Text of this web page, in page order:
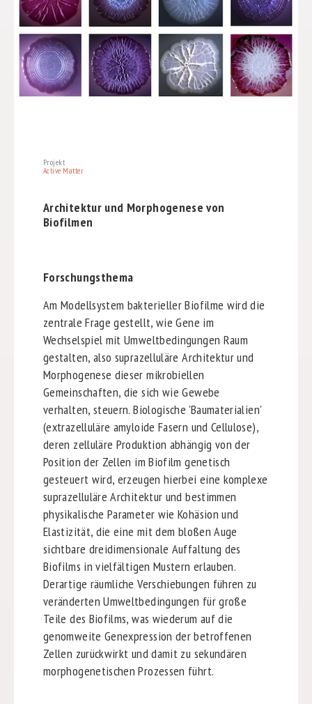
Projekt
Active Matter
Architektur und Morphogenese von
Biofilmen
Forschungsthema
Am Modellsystem bakterieller Biofilme wird die
zentrale Frage gestellt, wie Gene im
Wechselspiel mit Umweltbedingungen Raum
gestalten, also suprazelluläre Architektur und
Morphogenese dieser mikrobiellen
Gemeinschaften, die sich wie Gewebe
verhalten, steuern. Biologische 'Baumaterialien'
(extrazelluläre amyloide Fasern und Cellulose),
deren zelluläre Produktion abhängig von der
Position der Zellen im Biofilm genetisch
gesteuert wird, erzeugen hierbei eine komplexe
suprazelluläre Architektur und bestimmen
physikalische Parameter wie Kohäsion und
Elastizität, die eine mit dem bloßen Auge
sichtbare dreidimensionale Auffaltung des
Biofilms in vielfältigen Mustern erlauben.
Derartige räumliche Verschiebungen führen zu
veränderten Umweltbedingungen für große
Teile des Biofilms, was wiederum auf die
genomweite Genexpression der betroffenen
Zellen zurückwirkt und damit zu sekundären
morphogenetischen Prozessen führt.